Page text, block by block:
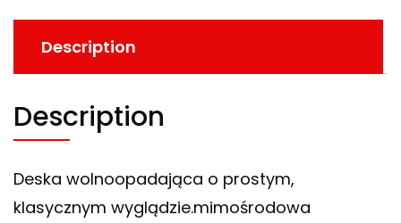
Description
Description
Deska wolnoopadająca o prostym,
klasycznym wyglądzie.mimośrodowa